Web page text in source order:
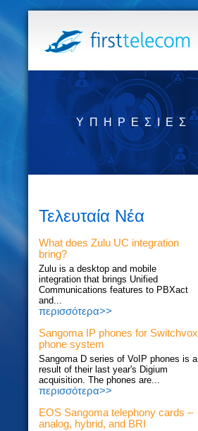
ΥΠΗΡΕΣΊΕΣ
Τελευταία Νέα
What does Zulu UC integration
bring?
Zulu is a desktop and mobile
integration that brings Unified
Communications features to PBXact
and...
περισσότερα>>
Sangoma IP phones for Switchvox
phone system
Sangoma D series of VoIP phones is a
result of their last year's Digium
acquisition. The phones are...
περισσότερα>>
EOS Sangoma telephony cards –
analog, hybrid, and BRI